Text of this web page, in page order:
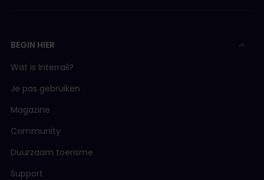
BEGIN HIER
Wat is Interrail?
Je pas gebruiken
Magazine
Community
Duurzaam toerisme
Support